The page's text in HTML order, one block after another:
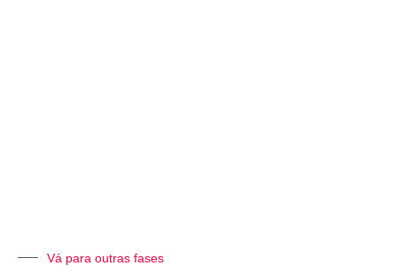
Vá para outras fases